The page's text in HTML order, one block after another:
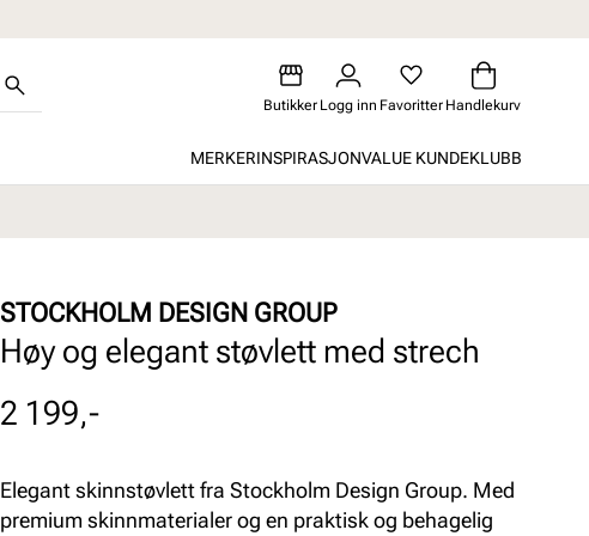
Butikker Logg inn Favoritter Handlekurv
MERKERINSPIRASJONVALUE KUNDEKLUBB
STOCKHOLM DESIGN GROUP
Høy og elegant støvlett med strech
Pris
2 199,-
Elegant skinnstøvlett fra Stockholm Design Group. Med
premium skinnmaterialer og en praktisk og behagelig